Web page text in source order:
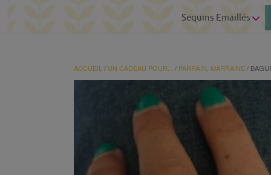
Sequins Emaillés
ACCUEIL / UN CADEAU POUR... / PARRAIN, MARRAINE/